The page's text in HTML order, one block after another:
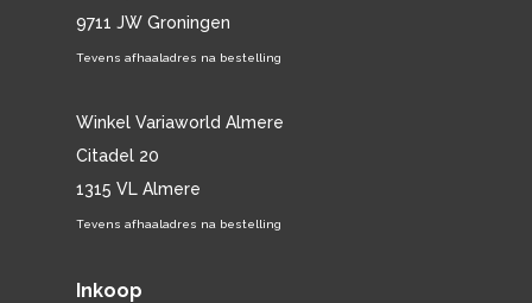
9711 JW Groningen
Tevens afhaaladres na bestelling
Winkel Variaworld Almere
Citadel 20
1315 VL Almere
Tevens afhaaladres na bestelling
Inkoop